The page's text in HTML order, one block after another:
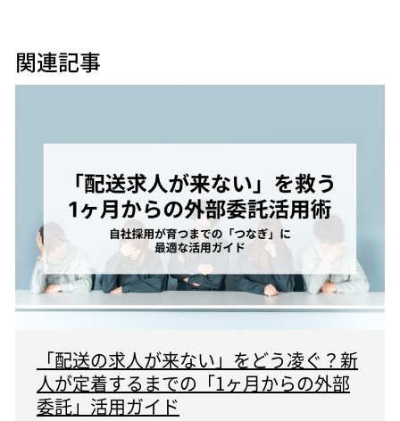
関連記事
「配送の求人が来ない」をどう凌ぐ？新
人が定着するまでの「1ヶ月からの外部
委託」活用ガイド